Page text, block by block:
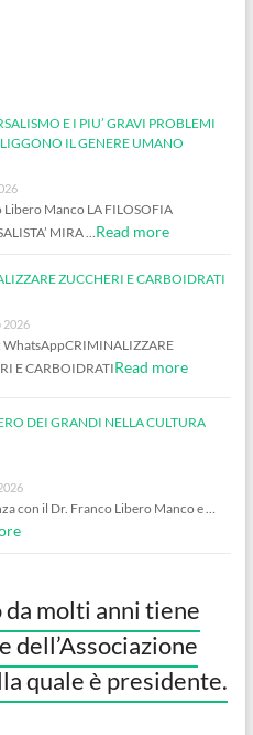
E I PIU’ GRAVI PROBLEMI
IL GENERE UMANO
Libero Manco LA FILOSOFIA
MIRA … Read more
ZUCCHERI E CARBOIDRATI
2026
WhatsAppCRIMINALIZZARE
E CARBOIDRATIRead more
DEI GRANDI NELLA CULTURA
con il Dr. Franco Libero Manco e …
da molti anni tiene
dell’Associazione
quale è presidente.